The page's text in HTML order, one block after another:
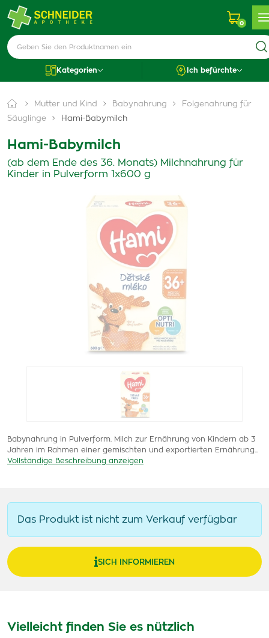
0
Kategorien Ich befürchte
Mutter und Kind Babynahrung
Folgenahrung für
Säuglinge
Hami-Babymilch
Hami-Babymilch
(ab dem Ende des 36. Monats) Milchnahrung für
Kinder in Pulverform 1x600 g
Babynahrung in Pulverform. Milch zur Ernährung von Kindern ab 3
Jahren im Rahmen einer gemischten und exportierten Ernährung...
Vollständige Beschreibung anzeigen
Das Produkt ist nicht zum Verkauf verfügbar
SICH INFORMIEREN
Vielleicht finden Sie es nützlich